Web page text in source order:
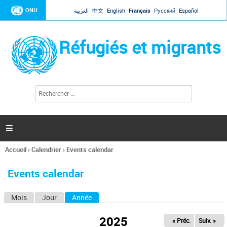
Jump to navigation
ONU العربية 中文 English Français Русский Español
Réfugiés et migrants
l
c
h
e

Vous
ici
Accueil›Calendrier› Events calendar
Events calendar
Mois Jour Année
2025 « Préc. Suiv. »